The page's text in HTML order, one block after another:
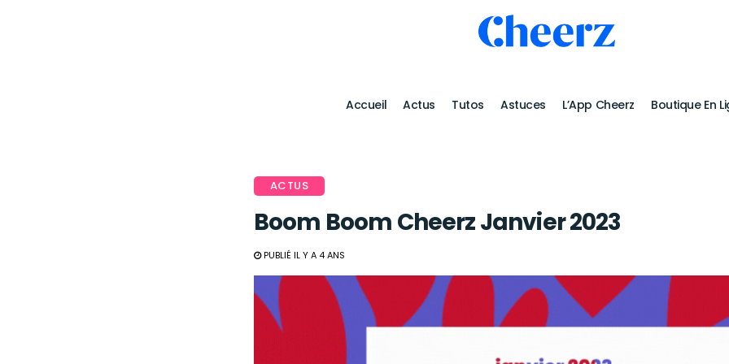
Accueil Actus Tutos Astuces L’App Cheerz Boutique En
ACTUS
Boom Boom Cheerz Janvier 2023
PUBLIÉ IL Y A 4 ANS